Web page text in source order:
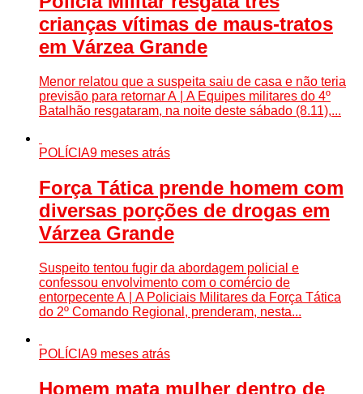
crianças vítimas de maus-tratos
em Várzea Grande
Menor relatou que a suspeita saiu de casa e não teria
previsão para retornar A | A Equipes militares do 4º
Batalhão resgataram, na noite deste sábado (8.11),...
POLÍCIA9 meses atrás
Força Tática prende homem com
diversas porções de drogas em
Várzea Grande
Suspeito tentou fugir da abordagem policial e
confessou envolvimento com o comércio de
entorpecente A | A Policiais Militares da Força Tática
do 2º Comando Regional, prenderam, nesta...
POLÍCIA9 meses atrás
Homem mata mulher dentro de